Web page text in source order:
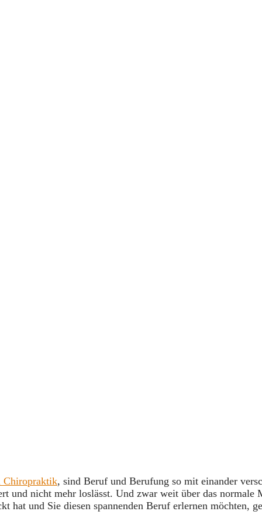
Chiropraktik, sind Beruf und Berufung so mit einander
und nicht mehr loslässt. Und zwar weit über das
hat und Sie diesen spannenden Beruf erlernen möchten,